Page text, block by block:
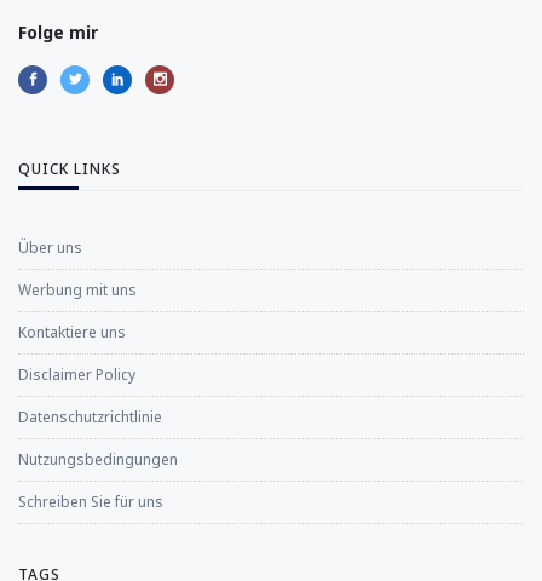
Folge mir
QUICK LINKS
Über uns
Werbung mit uns
Kontaktiere uns
Disclaimer Policy
Datenschutzrichtlinie
Nutzungsbedingungen
Schreiben Sie für uns
TAGS